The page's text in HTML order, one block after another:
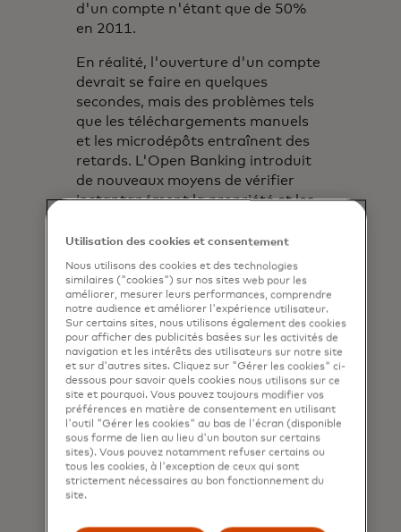
d'un compte n'étant que de 50%
en 2011.
En réalité, l'ouverture d'un compte
devrait se faire en quelques
secondes, mais des problèmes tels
que les téléchargements manuels
et les microdépôts entraînent des
retards. L'Open Banking introduit
de nouveaux moyens de vérifier
instantanément la propriété et les
d'améliorer l'expérience d'accueil.
Voir comment c'est possible icis’ouvre dans un
Utilisation des cookies et consentement
Nous utilisons des cookies et des technologies
similaires ("cookies") sur nos sites web pour les
améliorer, mesurer leurs performances, comprendre
notre audience et améliorer l'expérience utilisateur.
Sur certains sites, nous utilisons également des cookies
pour afficher des publicités basées sur les activités de
navigation et les intérêts des utilisateurs sur notre site
et sur d'autres sites. Cliquez sur "Gérer les cookies" ci-
dessous pour savoir quels cookies nous utilisons sur ce
site et pourquoi. Vous pouvez toujours modifier vos
préférences en matière de consentement en utilisant
l'outil "Gérer les cookies" au bas de l'écran (disponible
sous forme de lien au lieu d'un bouton sur certains
sites). Vous pouvez notamment refuser certains ou
tous les cookies, à l'exception de ceux qui sont
strictement nécessaires au bon fonctionnement du
site.